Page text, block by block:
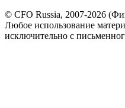
© CFO Russia, 2007-2026
Любое использование
исключительно с